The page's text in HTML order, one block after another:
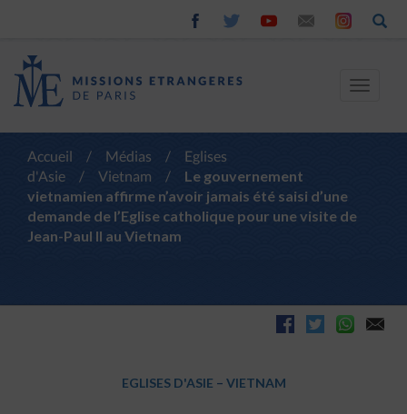
Toggle
Accueil / Médias /
Eglises
d'Asie
/ Vietnam /
Le gouvernement
vietnamien affirme n’avoir jamais été saisi d’une
demande de l’Eglise catholique pour une visite de
Jean-Paul II au Vietnam
EGLISES D'ASIE – VIETNAM